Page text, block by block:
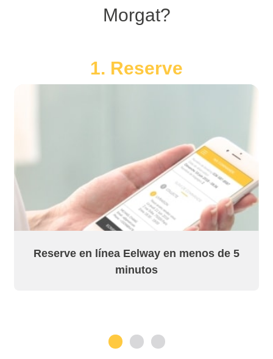
Morgat?
1. Reserve
Reserve en línea Eelway en menos de 5
minutos